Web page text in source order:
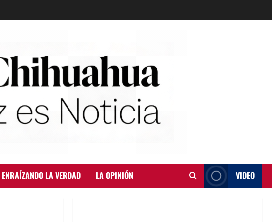
ENRAÍZANDO LA VERDAD LA OPINIÓN VIDEO